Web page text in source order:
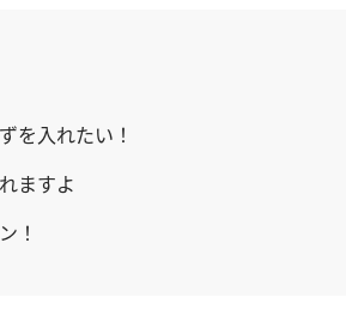
を入れたい！
ますよ
！